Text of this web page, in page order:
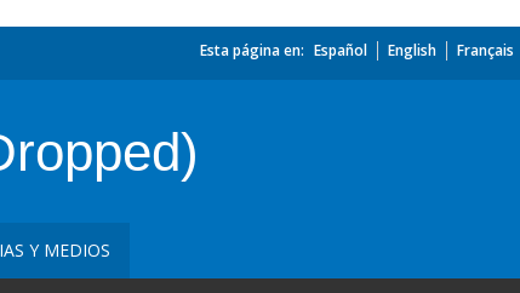
Esta página en: Español English Français
Y MEDIOS